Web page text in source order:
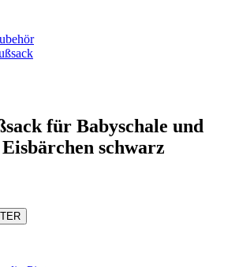
für Babyschale und
schwarz